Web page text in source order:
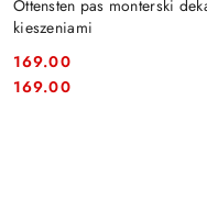
Ottensten pas monterski
kieszeniami
Cena:
169.00
Cena:
169.00